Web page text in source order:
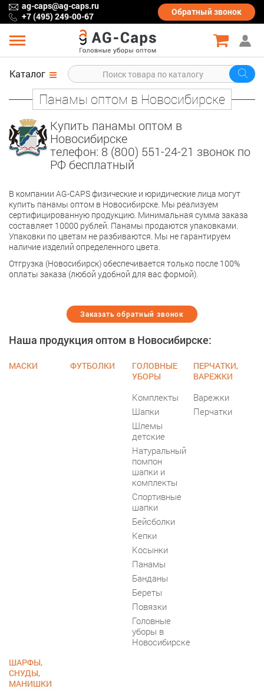
ag-caps@ag-caps.ru
+7 (495) 249-00-67
Обратныйзвонок
Каталог
Панамы оптом в Новосибирске
Купить панамы оптом в
Новосибирске
телефон: 8 (800) 551-24-21 звонок по
РФ бесплатный
В компании AG-CAPS физические и юридические лица могут
купить панамы оптом в Новосибирске. Мы реализуем
сертифицированную продукцию. Минимальная сумма заказа
составляет 10000 рублей. Панамы продаются упаковками.
Упаковки по цветам не разбиваются. Мы не гарантируем
наличие изделий определенного цвета.
Отгрузка (Новосибирск) обеспечивается только после 100%
оплаты заказа (любой удобной для вас формой).
Заказать обратный звонок
Наша продукция оптом в Новосибирске:
МАСКИ ФУТБОЛКИ
ГОЛОВНЫЕ
УБОРЫ
Комплекты
Шапки
Шлемы
детские
Натуральный
помпон
шапки и
комплекты
Спортивные
шапки
Бейсболки
Кепки
Косынки
Панамы
Банданы
Береты
Повязки
Головные
уборы в
Новосибирске
ПЕРЧАТКИ,
ВАРЕЖКИ
Варежки
Перчатки
ШАРФЫ,
СНУДЫ,
МАНИШКИ